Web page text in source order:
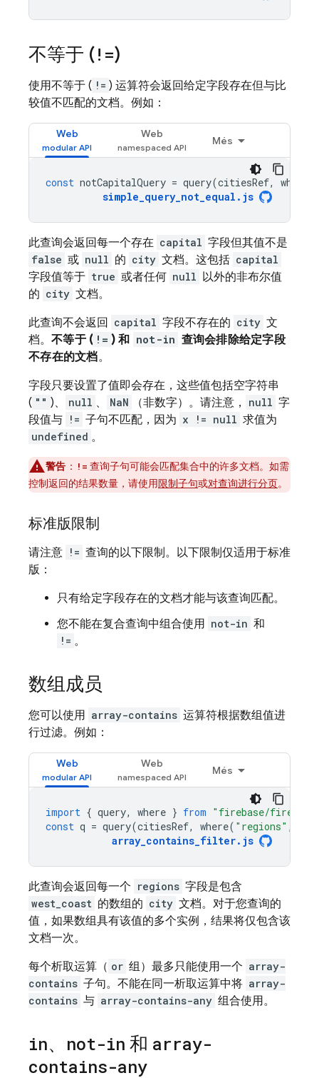
不等于 (!=)
使用不等于 ( != ) 运算符会返回给定字段存在但与比
较值不匹配的文档。例如：
Web Web
Més
const notCapitalQuery = query(citiesRef, where
simple_query_not_equal . js
此查询会返回每一个存在 capital 字段但其值不是
false 或 null 的 city 文档。这包括 capital
字段值等于 true 或者任何 null 以外的非布尔值
的 city 文档。
此查询不会返回
capital 字段不存在的 city 文
档。 不等于 ( != ) 和 not-in 查询会排除给定字段
不存在的文档。
字段只要设置了值即会存在，这些值包括空字符串
( "" )、 null 、 NaN （非数字）。请注意， null 字
段值与 != 子句不匹配，因为 x != null 求值为
undefined 。
警告 ： != 查询子句可能会匹配集合中的许多文档。如需
控制返回的结果数量，请使用限制子句或对查询进行分页。
标准版限制
请注意 != 查询的以下限制。以下限制仅适用于标准
版：
只有给定字段存在的文档才能与该查询匹配。
您不能在复合查询中组合使用 not-in 和
!= 。
数组成员
您可以使用 array-contains 运算符根据数组值进
行过滤。例如：
Web Web
Més
import { query, where } from "firebase/
const q = query(citiesRef, where( "regions" ,
array_contains_filter. js
此查询会返回每一个 regions 字段是包含
west_coast 的数组的 city 文档。对于您查询的
值，如果数组具有该值的多个实例，结果将仅包含该
文档一次。
每个析取运算（ or 组）最多只能使用一个 array-
contains 子句。不能在同一析取运算中将 array-
contains 与 array-contains-any 组合使用。
in、 not-in 和 array-
contains-any